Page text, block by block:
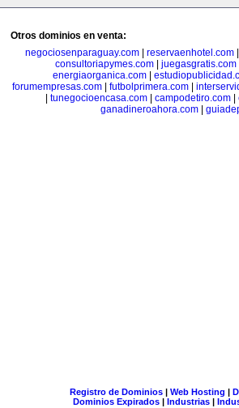
Otros dominios en venta:
negociosenparaguay.com
reservaenhotel.com
consultoriapymes.com
juegasgratis.com
energiaorganica.com|
forumempresas.com
futbolprimera.com
tunegocioencasa.com| campodetiro.com|
ganadineroahora.com|
Registro de Dominios| Web Hosting |
Dominios Expirados | Industrias |